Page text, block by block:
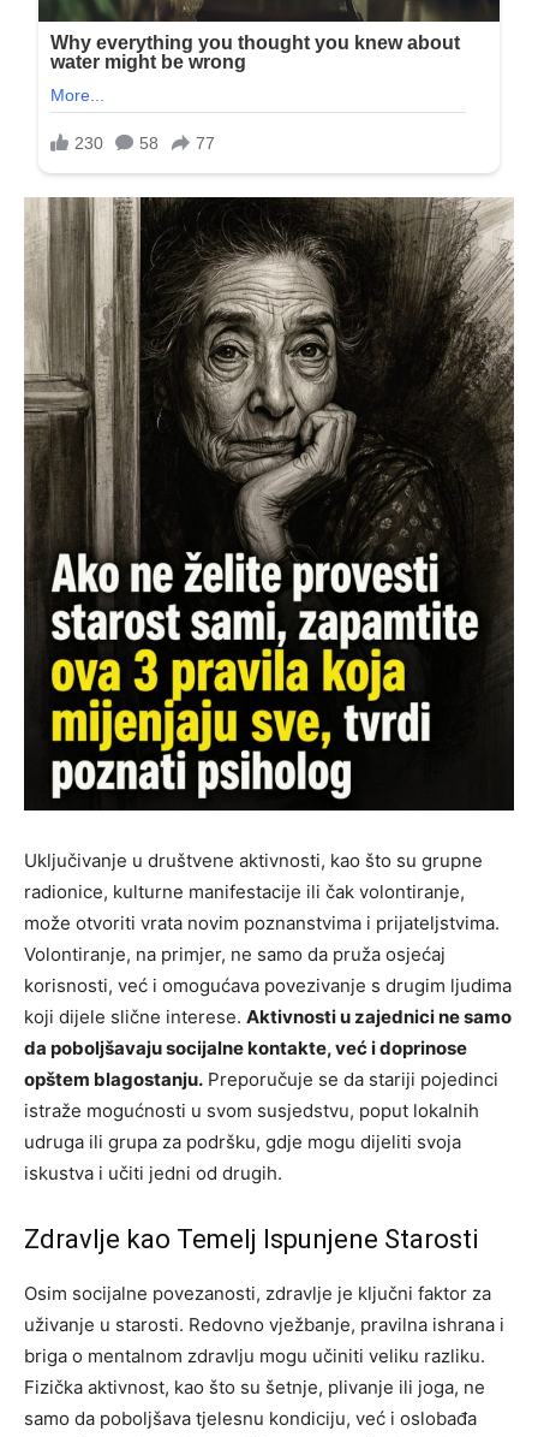
Uključivanje u društvene aktivnosti, kao što su grupne
radionice, kulturne manifestacije ili čak volontiranje,
može otvoriti vrata novim poznanstvima i prijateljstvima.
Volontiranje, na primjer, ne samo da pruža osjećaj
korisnosti, već i omogućava povezivanje s drugim ljudima
koji dijele slične interese. Aktivnosti u zajednici ne samo
da poboljšavaju socijalne kontakte, već i doprinose
opštem blagostanju. Preporučuje se da stariji pojedinci
istraže mogućnosti u svom susjedstvu, poput lokalnih
udruga ili grupa za podršku, gdje mogu dijeliti svoja
iskustva i učiti jedni od drugih.
Zdravlje kao Temelj Ispunjene Starosti
Osim socijalne povezanosti, zdravlje je ključni faktor za
uživanje u starosti. Redovno vježbanje, pravilna ishrana i
briga o mentalnom zdravlju mogu učiniti veliku razliku.
Fizička aktivnost, kao što su šetnje, plivanje ili joga, ne
samo da poboljšava tjelesnu kondiciju, već i oslobađa